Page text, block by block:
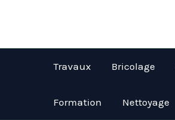
Travaux Bricolage
Formation Nettoyage